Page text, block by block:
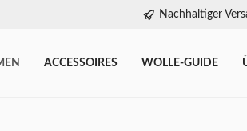
Nachhaltiger
ACCESSOIRES WOLLE-GUIDE